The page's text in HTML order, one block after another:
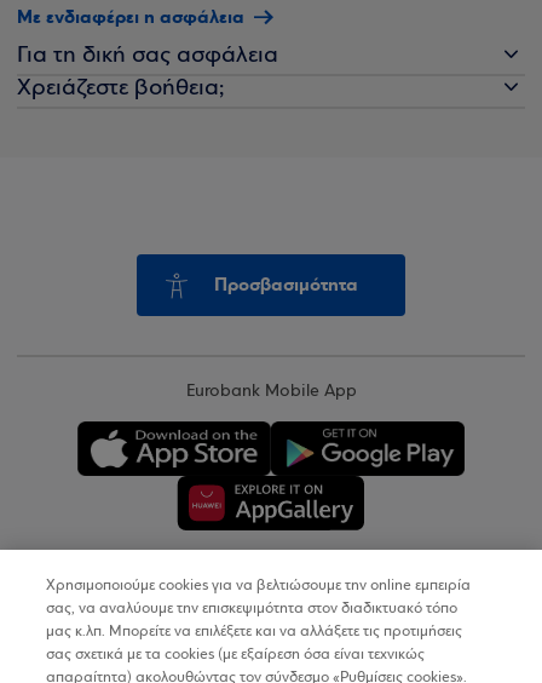
Με ενδιαφέρει η ασφάλεια
Για τη δική σας ασφάλεια
Χρειάζεστε βοήθεια;
Προσβασιμότητα
Eurobank Mobile App
Copyright © 2026
Όροι Χρήσης
Χρησιμοποιούμε cookies για να βελτιώσουμε την online εμπειρία
σας, να αναλύουμε την επισκεψιμότητα στον διαδικτυακό τόπο
μας κ.λπ. Μπορείτε να επιλέξετε και να αλλάξετε τις προτιμήσεις
σας σχετικά με τα cookies (με εξαίρεση όσα είναι τεχνικώς
απαραίτητα) ακολουθώντας τον σύνδεσμο «Ρυθμίσεις cookies».